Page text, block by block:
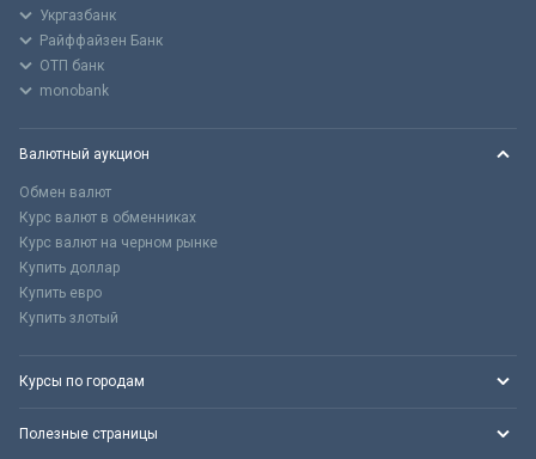
Укргазбанк
Райффайзен Банк
ОТП банк
monobank
Валютный аукцион
Обмен валют
Курс валют в обменниках
Курс валют на черном рынке
Купить доллар
Купить евро
Купить злотый
Курсы по городам
Полезные страницы